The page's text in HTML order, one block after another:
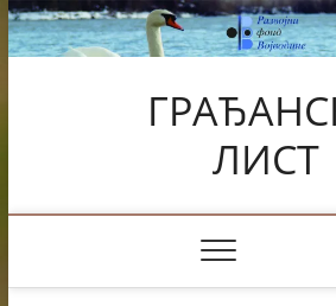
Skip
to
content
ЛИСТ